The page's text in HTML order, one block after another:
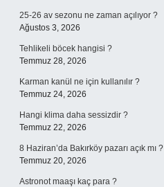
25-26 av sezonu ne zaman açılıyor ?
Ağustos 3, 2026
Tehlikeli böcek hangisi ?
Temmuz 28, 2026
Karman kanül ne için kullanılır ?
Temmuz 24, 2026
Hangi klima daha sessizdir ?
Temmuz 22, 2026
8 Haziran’da Bakırköy pazarı açık mı ?
Temmuz 20, 2026
Astronot maaşı kaç para ?